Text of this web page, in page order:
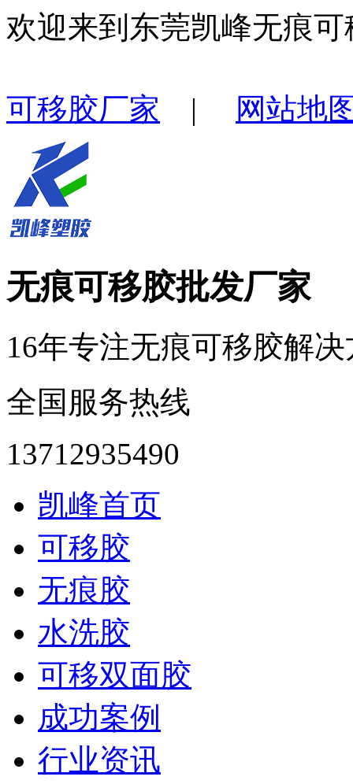
欢迎来到东莞凯峰无痕
可移胶厂家 | 网站地
无痕可移胶批发厂家
16年专注无痕可移胶解
全国服务热线
13712935490
凯峰首页
可移胶
无痕胶
水洗胶
可移双面胶
成功案例
行业资讯